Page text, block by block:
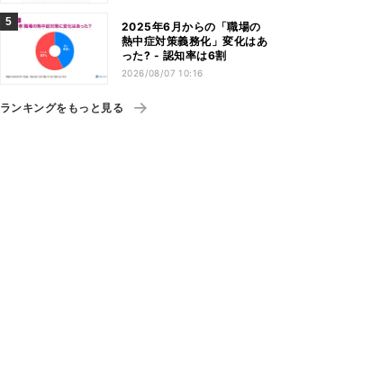
2025年6月からの「職場の
熱中症対策義務化」変化はあ
った? - 認知率は6割
2026/08/07 10:16
ランキングをもっと見る